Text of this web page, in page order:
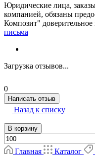
Юридические лица,
компанией, обязаны
Композит" доверительное
письма
Загрузка отзывов...
0
Написать отзыв
Назад к списку
В корзину
Главная Каталог